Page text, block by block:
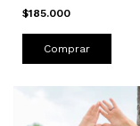
$185.000
Comprar